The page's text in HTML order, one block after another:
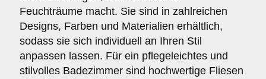
Feuchträume macht. Sie sind in zahlreichen
Designs, Farben und Materialien erhältlich,
sodass sie sich individuell an Ihren Stil
anpassen lassen. Für ein pflegeleichtes und
stilvolles Badezimmer sind hochwertige Fliesen